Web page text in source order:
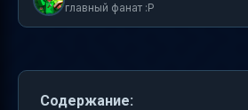
главный фанат :P
Содержание: